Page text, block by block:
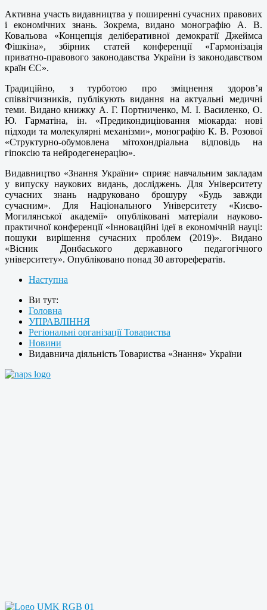
Активна участь видавництва у поширенні сучасних правових
і економічних знань. Зокрема, видано монографію А. В.
Ковальова «Концепція деліберативної демократії Джеймса
Фішкіна», збірник статей конференції «Гармонізація
приватно-правового законодавства України із законодавством
країн ЄС».
Традиційно, з турботою про зміцнення здоров’я
співвітчизників, публікують видання на актуальні медичні
теми. Видано книжку А. Г. Портниченко, М. І. Василенко, О.
Ю. Гарматіна, ін. «Предикондиціювання міокарда: нові
підходи та молекулярні механізми», монографію К. В. Розової
«Структурно-обумовлена мітохондріальна відповідь на
гіпоксію та нейродегенерацію».
Видавництво «Знання України» сприяє навчальним закладам
у випуску наукових видань, досліджень. Для Університету
сучасних знань надруковано брошуру «Будь завжди
сучасним». Для Національного Університету «Києво-
Могилянської академії» опубліковані матеріали науково-
практичної конференції «Інноваційні ідеї в економічній науці:
пошуки вирішення сучасних проблем (2019)». Видано
«Вісник Донбаського державного педагогічного
університету». Опубліковано понад 30 авторефератів.
Наступна
Ви тут:
Головна
УПРАВЛІННЯ
Регіональні організації Товариства
Новини
Видавнича діяльність Товариства «Знання» України